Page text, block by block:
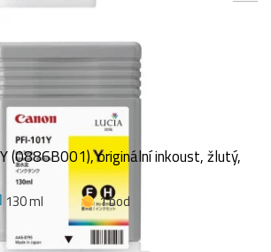
(0886B001), originální inkoust, žlutý,
130 ml
1 bod